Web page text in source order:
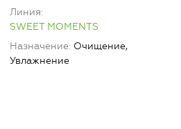
Линия
SWEET MOMENTS
Назначение Очищение,
Увлажнение